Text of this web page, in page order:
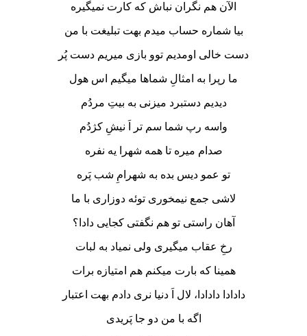
الآن هم نگران نباش که کارت نمیگیره
بیا شماره حساب میدم بهت تبلیغت با من
دست خالی اومدیم توو بازی میریم دست پُر
ما رپرا به امثالِ شماها میگیم اس هول
دیدیم دستبرد میزنی به بیتِ مردُم
واسه رپ شما سم تر اَ نیشِ کژدُم
صدام میره تا همه شهرا یه نفره
تو عمو دیس بده به شهرامِ شب پَره
لاشی جمع نیمخوری توئه دوزاری با ما
آهان راستی تو هم نگفتی کجایی دادا؟
رخِ عقاب میگیری ولی نمیاد به لبات
همینا که بارت میکنم هم امتیازه برات
دادادا دادادا، لال اَ دنیا نری دادم بهت اعتبار
اگه با من دو جا پَریدی